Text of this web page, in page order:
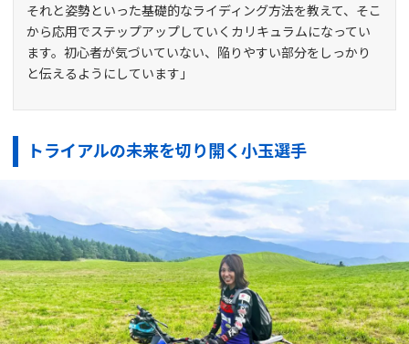
それと姿勢といった基礎的なライディング方法を教えて、そこ
から応用でステップアップしていくカリキュラムになってい
ます。初心者が気づいていない、陥りやすい部分をしっかり
と伝えるようにしています」
トライアルの未来を切り開く小玉選手